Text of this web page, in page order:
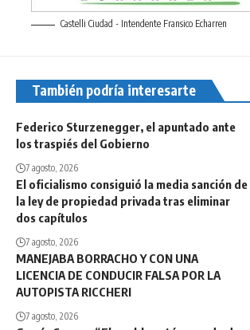
Castelli Ciudad - Intendente Fransico Echarren
También podría interesarte
Federico Sturzenegger, el apuntado ante
los traspiés del Gobierno
7 agosto, 2026
El oficialismo consiguió la media sanción de
la ley de propiedad privada tras eliminar
dos capítulos
7 agosto, 2026
MANEJABA BORRACHO Y CON UNA
LICENCIA DE CONDUCIR FALSA POR LA
AUTOPISTA RICCHERI
7 agosto, 2026